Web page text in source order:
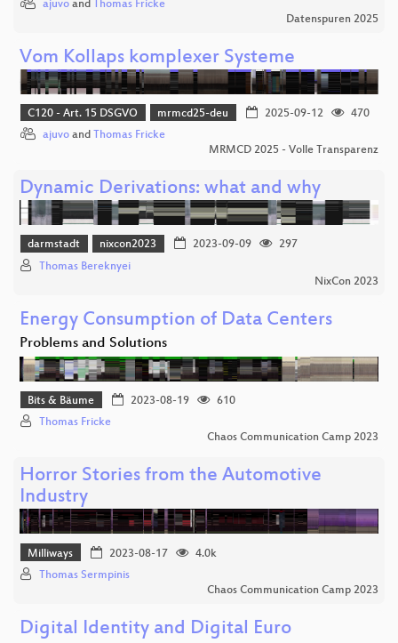
ajuvo and
Thomas Fricke
Datenspuren 2025
Vom Kollaps komplexer Systeme
C120 - Art. 15 DSGVO mrmcd25-deu 2025-09-12
470
ajuvo and Thomas Fricke
MRMCD 2025 - Volle Transparenz
Dynamic Derivations: what and why
darmstadt nixcon2023 2023-09-09
297
Thomas Bereknyei
NixCon 2023
Energy Consumption of Data Centers
Problems and Solutions
Bits & Bäume 2023-08-19
610
Thomas Fricke
Chaos Communication Camp 2023
Horror Stories from the Automotive
Industry
Milliways 2023-08-17
4.0k
Thomas Sermpinis
Chaos Communication Camp 2023
Digital Identity and Digital Euro